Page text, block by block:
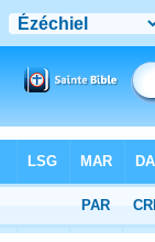
Chapitre 20> Verset 25